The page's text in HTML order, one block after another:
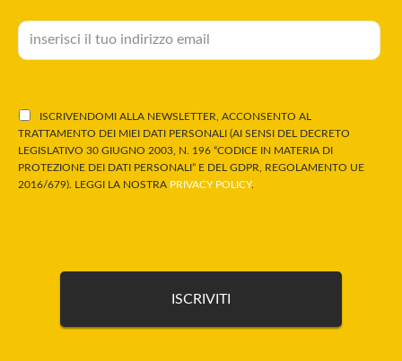
ISCRIVENDOMI ALLA NEWSLETTER, ACCONSENTO AL
TRATTAMENTO DEI MIEI DATI PERSONALI (AI SENSI DEL DECRETO
LEGISLATIVO 30 GIUGNO 2003, N. 196 “CODICE IN MATERIA DI
PROTEZIONE DEI DATI PERSONALI” E DEL GDPR, REGOLAMENTO UE
2016/679). LEGGI LA NOSTRA PRIVACY POLICY.